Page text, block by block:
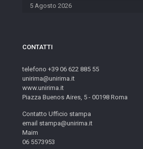
5 Agosto 2026
CONTATTI
telefono +39 06 622 885 55
unirima@unirima.it
www.unirima.it
Piazza Buenos Aires, 5 - 00198 Roma
Contatto Ufficio stampa
email stampa@unirima.it
Maim
06 5573953